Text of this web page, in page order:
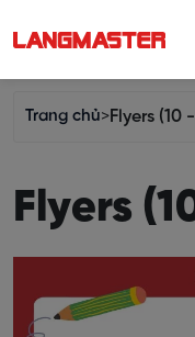
Trang chủ>Flyers (10
Flyers